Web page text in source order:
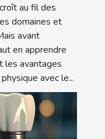
au fil des
domaines et
avant
en apprendre
les avantages
avec le...